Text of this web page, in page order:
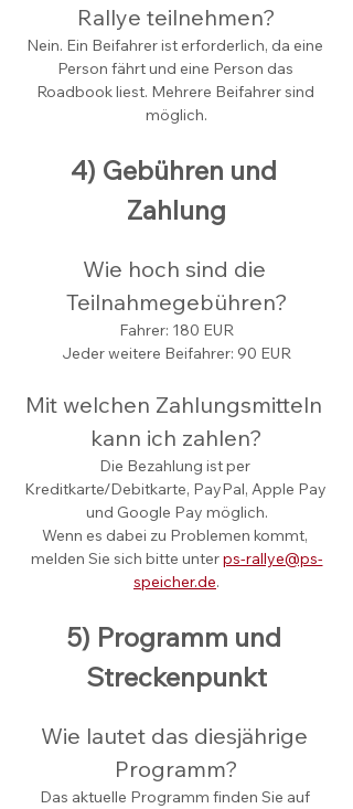
Rallye teilnehmen?
Nein. Ein Beifahrer ist erforderlich, da eine
Person fährt und eine Person das
Roadbook liest. Mehrere Beifahrer sind
möglich.
4) Gebühren und
Zahlung
Wie hoch sind die
Teilnahmegebühren?
Fahrer: 180 EUR
Jeder weitere Beifahrer: 90 EUR
Mit welchen Zahlungsmitteln
kann ich zahlen?
Die Bezahlung ist per
Kreditkarte/Debitkarte, PayPal, Apple Pay
und Google Pay möglich.
Wenn es dabei zu Problemen kommt,
melden Sie sich bitte unter ps-rallye@ps-
speicher.de.
5) Programm und
Streckenpunkt
Wie lautet das diesjährige
Programm?
Das aktuelle Programm finden Sie auf